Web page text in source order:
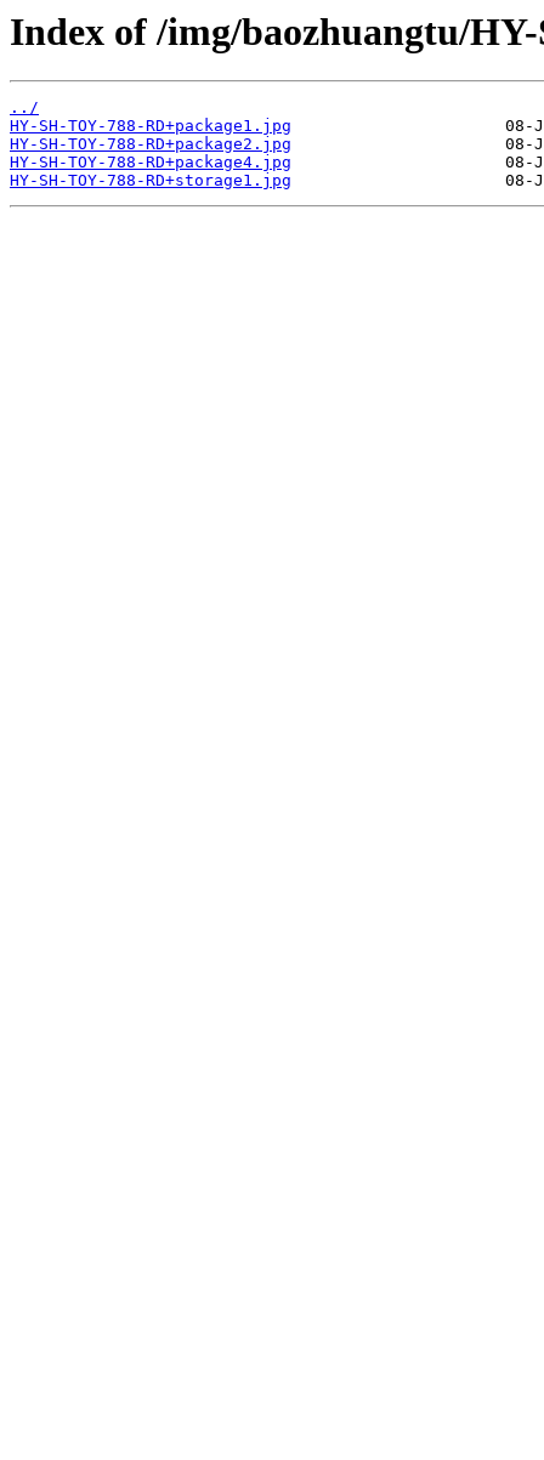
Index of /img/baozhuangtu/
../
HY-SH-TOY-788-RD+package1.jpg
HY-SH-TOY-788-RD+package2.jpg
HY-SH-TOY-788-RD+package4.jpg
HY-SH-TOY-788-RD+storage1.jpg